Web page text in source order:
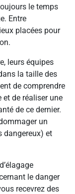
le temps
Entre
placées pour
leurs équipes
la taille des
de comprendre
et de réaliser une
de ce dernier.
un
dangereux) et
le danger
recevrez des